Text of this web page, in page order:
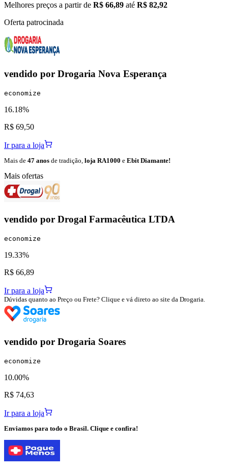
Melhores preços a partir de R$ 66,89 até R$ 82,92
Oferta patrocinada
vendido por Drogaria Nova Esperança
economize
16.18%
R$ 69,50
Ir para a loja
Mais de 47 anos de tradição, loja RA1000 e Ebit Diamante!
Mais ofertas
vendido por Drogal Farmacêutica LTDA
economize
19.33%
R$ 66,89
Ir para a loja
Dúvidas quanto ao Preço ou Frete? Clique e vá direto ao site da Drogaria.
vendido por Drogaria Soares
economize
10.00%
R$ 74,63
Ir para a loja
Enviamos para todo o Brasil. Clique e confira!